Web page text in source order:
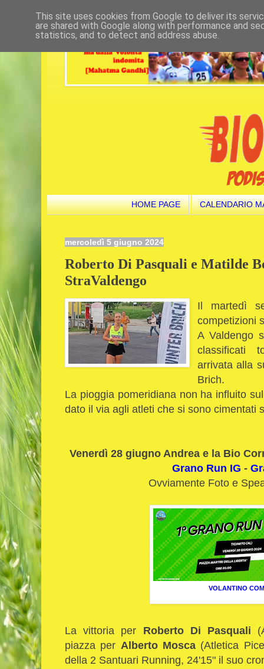
HOME PAGE CALENDARIO
mercoledì 5 giugno 2024
Roberto Di Pasquali e Matilde
StraValdengo
Il martedì
competizioni
A Valdengo
classificati
arrivata alla
Brich.
La pioggia pomeridiana non ha influito
dato il via agli atleti che si sono cimentati
Venerdì 28 giugno Andrea e la Bio
Grano Run IG -
Ovviamente Foto e
VOLANTINO
La vittoria per Roberto Di Pasquali
piazza per Alberto Mosca(Atletica
della 2 Santuari Running, 24'15" il suo
This site uses cookies from Google to deliver its
are shared with Google along with performance and
statistics, and to detect and address abuse.